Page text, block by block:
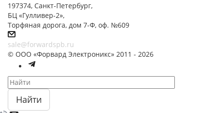
197374, Санкт-Петербург,
БЦ «Гулливер-2»,
Торфяная дорога, дом 7-Ф, оф. №609
sale@forwardspb.ru
© ООО «Форвард Электроникс» 2011 - 2026
Найти